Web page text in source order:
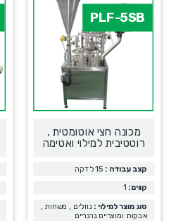
PLF-5SB
מכונה חצי אוטומטית ,
רוטטיבית למילוי ואטימה
קצב עבודה :
קווים:
סוג מוצר למילוי : נוזלים , משחות ,
אבקות ומוצריים גרגריים